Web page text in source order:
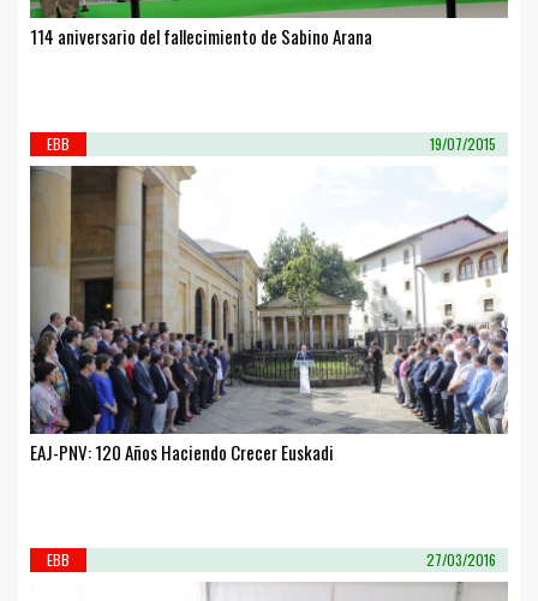
114 aniversario del fallecimiento de Sabino Arana
EBB 19/07/2015
EAJ-PNV: 120 Años Haciendo Crecer Euskadi
EBB 27/03/2016